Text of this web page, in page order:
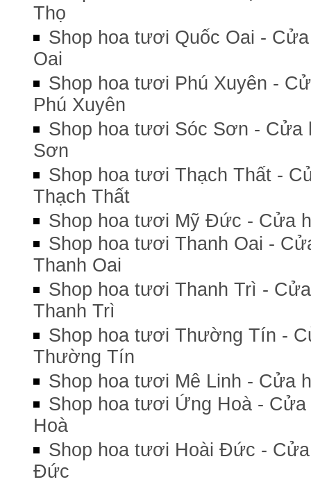
Thọ
Shop hoa tươi Quốc Oai -
Oai
Shop hoa tươi Phú Xuyên -
Phú Xuyên
Shop hoa tươi Sóc Sơn -
Sơn
Shop hoa tươi Thạch Thất -
Thạch Thất
Shop hoa tươi Mỹ Đức - Cửa
Shop hoa tươi Thanh Oai -
Thanh Oai
Shop hoa tươi Thanh Trì -
Thanh Trì
Shop hoa tươi Thường Tín -
Thường Tín
Shop hoa tươi Mê Linh - Cửa
Shop hoa tươi Ứng Hoà -
Hoà
Shop hoa tươi Hoài Đức -
Đức